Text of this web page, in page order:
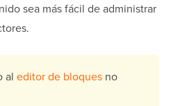
sea más fácil de administrar
al editor de bloques no